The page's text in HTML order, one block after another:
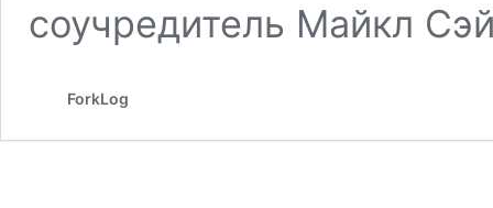
соучредитель Майкл
ForkLog